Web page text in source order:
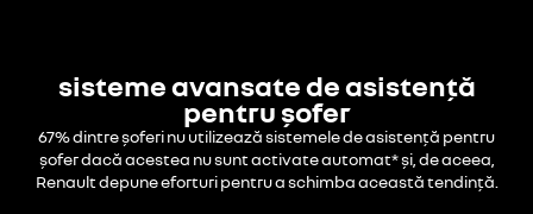
sisteme avansate de asistență
pentru șofer
67% dintre șoferi nu utilizează sistemele de asistență pentru
șofer dacă acestea nu sunt activate automat* și, de aceea,
Renault depune eforturi pentru a schimba această tendință.